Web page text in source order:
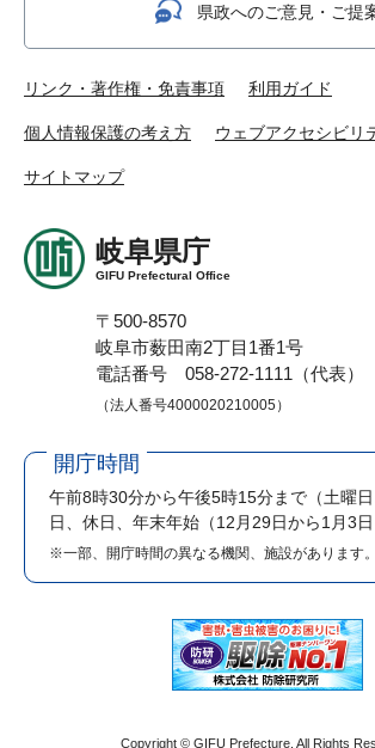
県政へのご意見・ご提
リンク・著作権・免責事項 利用ガイド
個人情報保護の考え方 ウェブアクセシビリ
サイトマップ
岐阜県庁
GIFU Prefectural Office
〒500-8570
岐阜市薮田南2丁目1番1号
電話番号 058-272-1111（代表）
（法人番号4000020210005）
開庁時間
午前8時30分から午後5時15分まで （土曜
日、休日、年末年始（12月29日から1月3日
※一部、開庁時間の異なる機関、施設があります。
Copyright © GIFU Prefecture. All Rights